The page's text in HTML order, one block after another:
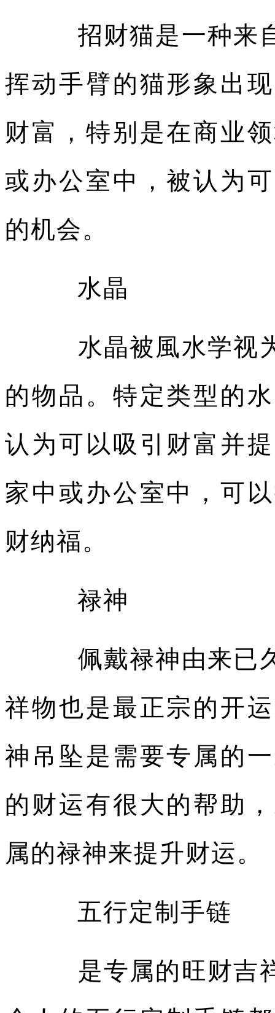
招财猫是一种来自
挥动手臂的猫形象出
财富，特别是在商业
或办公室中，被认为
的机会。
水晶
水晶被風水学视为
的物品。特定类型的
认为可以吸引财富并
家中或办公室中，可
财纳福。
禄神
佩戴禄神由来已久
祥物也是最正宗的开
神吊坠是需要专属的
的财运有很大的帮助
属的禄神来提升财运。
五行定制手链
是专属的旺财吉祥